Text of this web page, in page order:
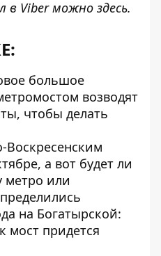
в Viber можно здесь.
большое
возводят
чтобы делать
Воскресенским
а вот будет ли
метро или
на Богатырской:
мост придется